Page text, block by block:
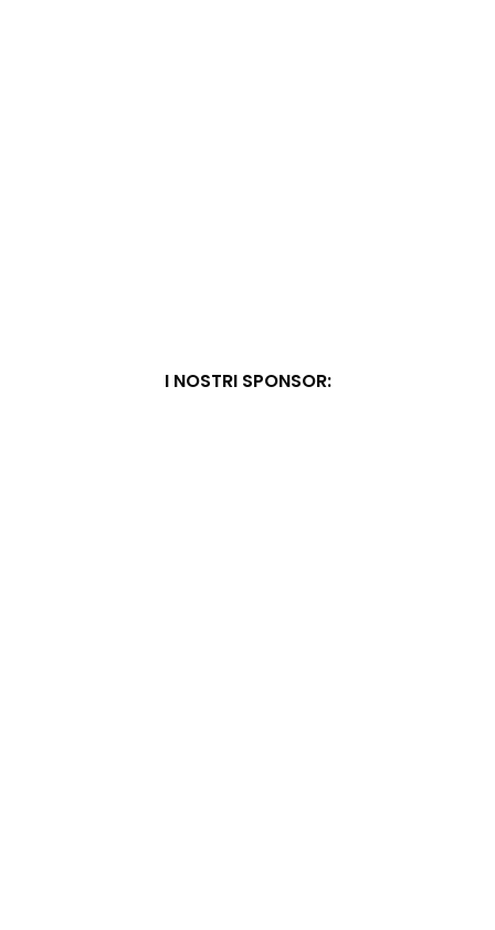
I NOSTRI SPONSOR: